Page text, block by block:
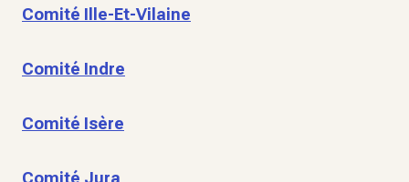
Comité Ille-Et-Vilaine
Comité Indre
Comité Isère
Comité Jura